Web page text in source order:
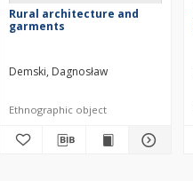
Rural architecture and
garments
Demski, Dagnosław
Ethnographic object